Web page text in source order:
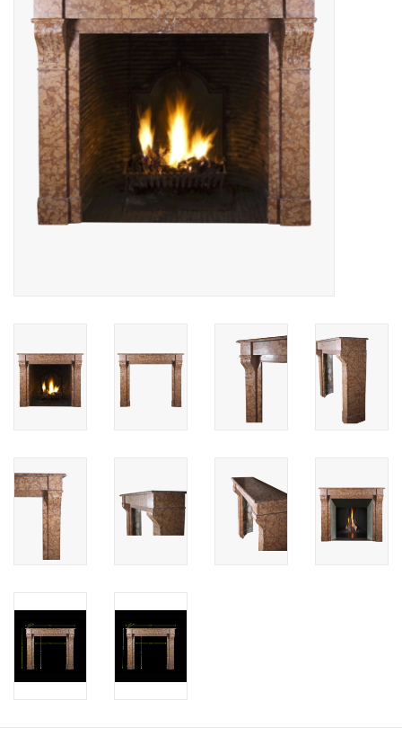
Sols En Pierre, Terre Cuite &
Marbre
Outlet
Clients Satisfaits
Marbres Antiques
Cartes Cadeaux